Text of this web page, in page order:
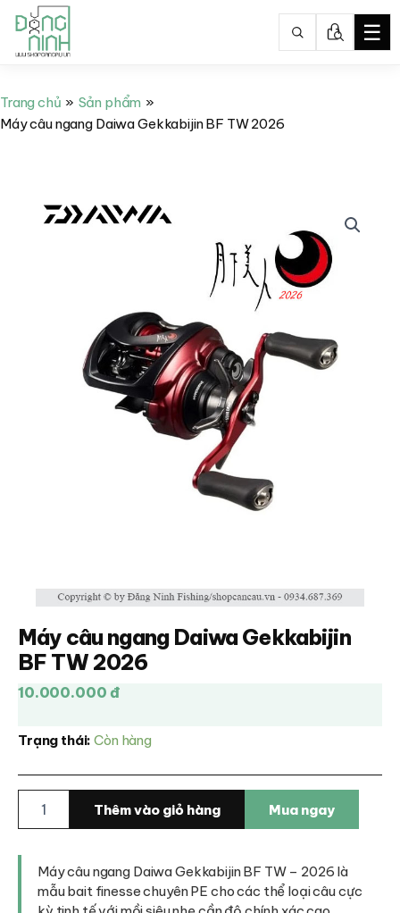
tới
nội
☰
Trang chủ
Sản phẩm
Máy câu ngang Daiwa Gekkabijin BF TW 2026
Máy câu ngang Daiwa Gekkabijin
BF TW 2026
10.000.000 đ
Trạng thái: Còn hàng
ngang
Daiwa
Gekkabijin
Thêm vào giỏ hàng Mua ngay
Máy câu ngang Daiwa Gekkabijin BF TW – 2026 là
mẫu bait finesse chuyên PE cho các thể loại câu cực